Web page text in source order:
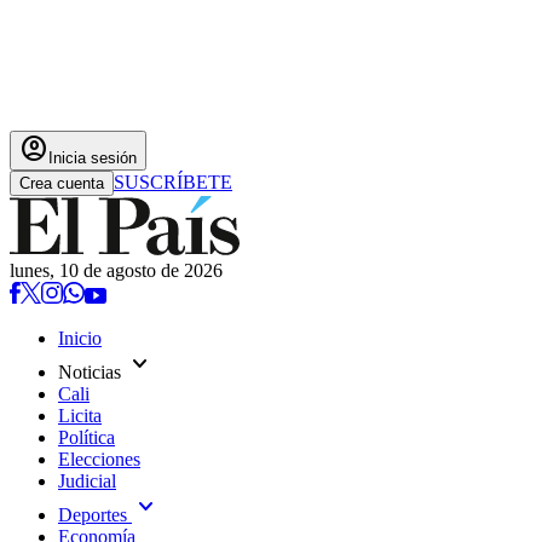
account_circle Inicia sesión
Crea cuenta SUSCRÍBETE
lunes, 10 de agosto de 2026
Inicio
Noticias expand_more
Cali
Licita
Política
Elecciones
Judicial
Deportes expand_more
Economía